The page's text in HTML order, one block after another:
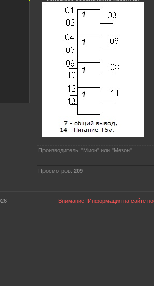
Производитель: "Мион" или "Мезон"
Просмотров: 209
Внимание! Информация на сайте